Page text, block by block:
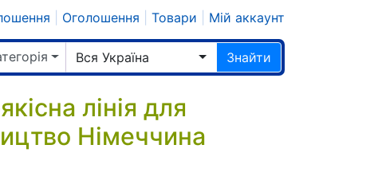
Оголошення Товари Мій аккаунт
Вся Україна Знайти
лінія для
Німеччина